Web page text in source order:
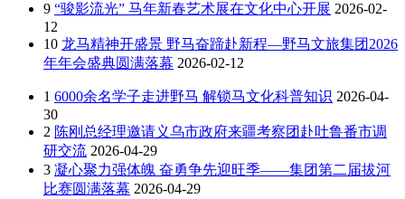
9 “骏影流光” 马年新春艺术展在文化中心开展 2026-02-
12
10 龙马精神开盛景 野马奋蹄赴新程—野马文旅集团2026
年年会盛典圆满落幕 2026-02-12
1 6000余名学子走进野马 解锁马文化科普知识 2026-04-
30
2 陈刚总经理邀请义乌市政府来疆考察团赴吐鲁番市调
研交流 2026-04-29
3 凝心聚力强体魄 奋勇争先迎旺季——集团第二届拔河
比赛圆满落幕 2026-04-29